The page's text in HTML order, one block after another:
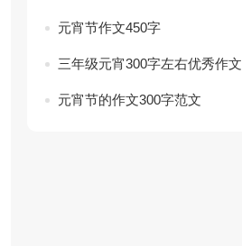
元宵节作文450字
三年级元宵300字左右优秀作文
元宵节的作文300字范文